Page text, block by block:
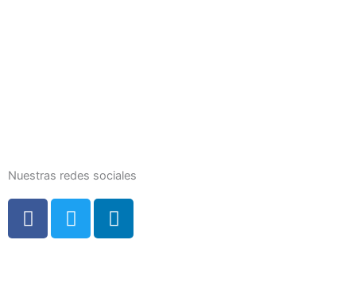
Nuestras redes sociales
F
a
T
w
L
i